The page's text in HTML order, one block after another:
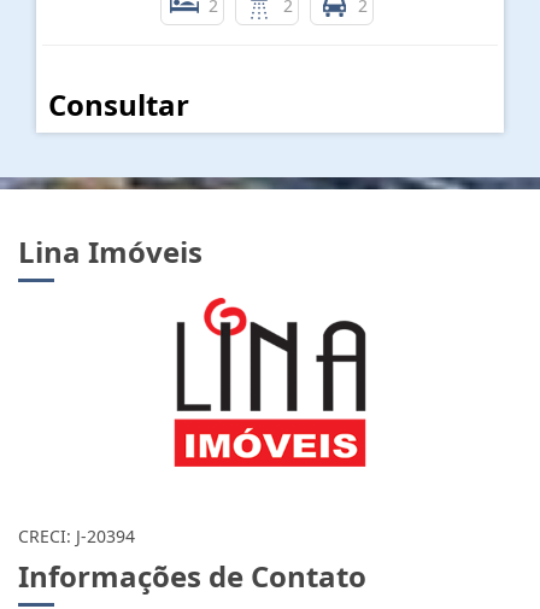
2 2 2
Consultar
Lina Imóveis
CRECI: J-20394
Informações de Contato